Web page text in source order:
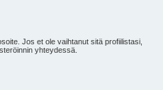
Jos et ole vaihtanut sitä profiilistasi,
yhteydessä.